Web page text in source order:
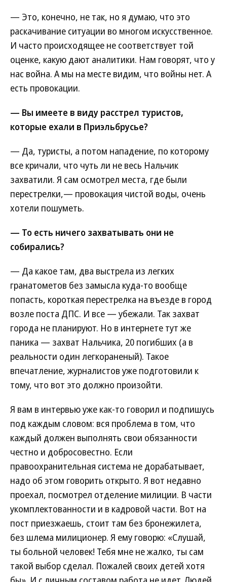
— Это, конечно, не так, но я думаю, что это
раскачивание ситуации во многом искусственное.
И часто происходящее не соответствует той
оценке, какую дают аналитики. Нам говорят, что у
нас война. А мы на месте видим, что войны нет. А
есть провокации.
— Вы имеете в виду расстрел туристов,
которые ехали в Приэльбрусье?
— Да, туристы, а потом нападение, по которому
все кричали, что чуть ли не весь Нальчик
захватили. Я сам осмотрел места, где были
перестрелки,— провокация чистой воды, очень
хотели пошуметь.
— То есть ничего захватывать они не
собирались?
— Да какое там, два выстрела из легких
гранатометов без замысла куда-то вообще
попасть, короткая перестрелка на въезде в город
возле поста ДПС. И все — убежали. Так захват
города не планируют. Но в интернете тут же
паника — захват Нальчика, 20 погибших (а в
реальности один легкораненый). Такое
впечатление, журналистов уже подготовили к
тому, что вот это должно произойти.
Я вам в интервью уже как-то говорил и подпишусь
под каждым словом: вся проблема в том, что
каждый должен выполнять свои обязанности
честно и добросовестно. Если
правоохранительная система не дорабатывает,
надо об этом говорить открыто. Я вот недавно
проехал, посмотрел отделение милиции. В части
укомплектованности и в кадровой части. Вот на
пост приезжаешь, стоит там без бронежилета,
без шлема милиционер. Я ему говорю: «Слушай,
ты больной человек! Тебя мне не жалко, ты сам
такой выбор сделал. Пожалей своих детей хотя